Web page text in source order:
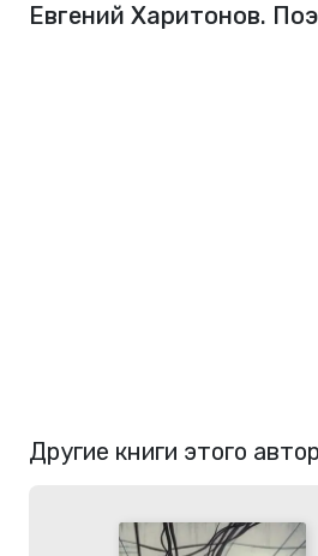
Евгений Харитонов.
Другие книги этого